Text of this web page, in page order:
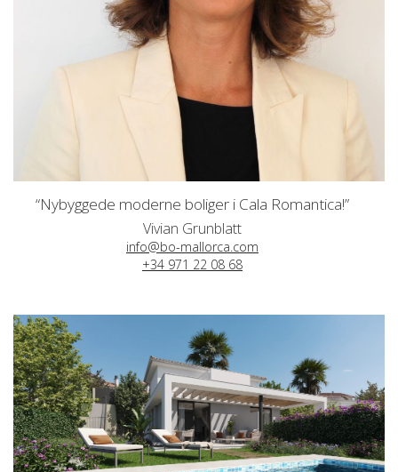
“Nybyggede moderne boliger i Cala Romantica!”
Vivian Grunblatt
info@bo-mallorca.com
+34 971 22 08 68